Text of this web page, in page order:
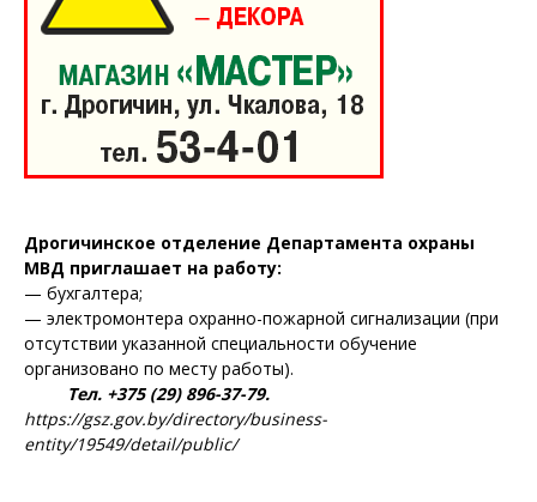
Дрогичинское отделение Департамента охраны
МВД приглашает на работу:
— бухгалтера;
— электромонтера охранно-пожарной сигнализации (при
отсутствии указанной специальности обучение
организовано по месту работы).
Тел. +375 (29) 896-37-79.
https://gsz.gov.by/directory/business-
entity/19549/detail/public/